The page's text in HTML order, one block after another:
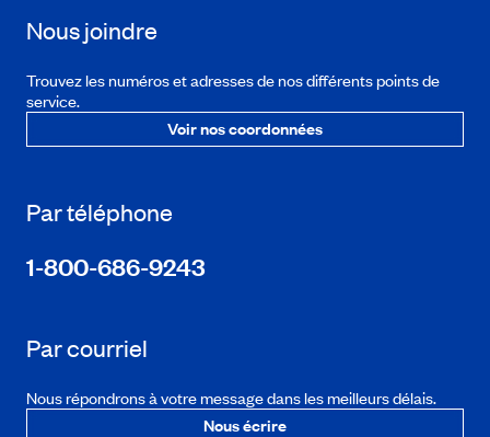
Nous joindre
Trouvez les numéros et adresses de nos différents points de
service.
Voir nos coordonnées
Par téléphone
1-800-686-9243
Par courriel
Nous répondrons à votre message dans les meilleurs délais.
Nous écrire